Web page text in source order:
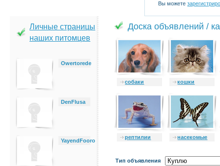
Вы можете
Личные страницы
наших питомцев
Owertorede
DenFlusa
YayendFooro
Доска объявлений /
cобаки кошки
рептилии насекомые
Тип объявления